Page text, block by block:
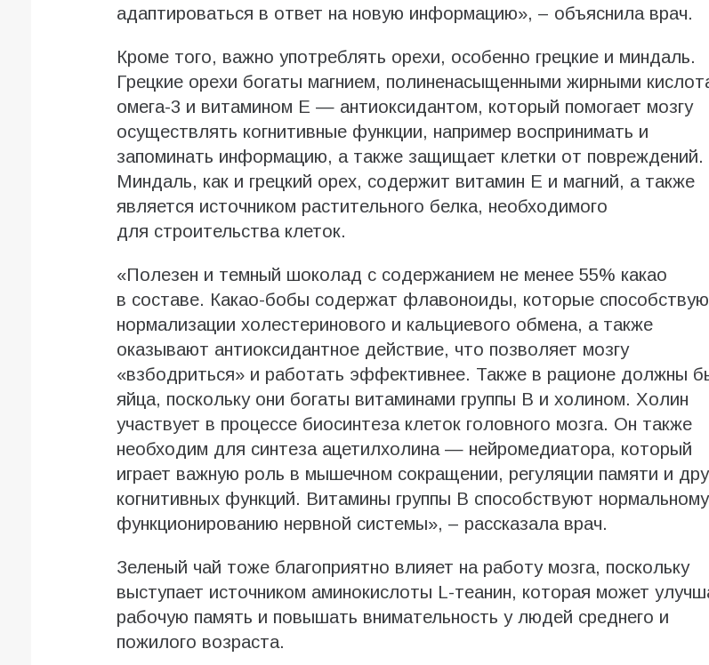
адаптироваться в ответ на новую информацию», – объяснила врач.
Кроме того, важно употреблять орехи, особенно грецкие и миндаль.
Грецкие орехи богаты магнием, полиненасыщенными жирными
омега-3 и витамином Е — антиоксидантом, который помогает мозгу
осуществлять когнитивные функции, например воспринимать и
запоминать информацию, а также защищает клетки от повреждений.
Миндаль, как и грецкий орех, содержит витамин Е и магний, а также
является источником растительного белка, необходимого
для строительства клеток.
«Полезен и темный шоколад с содержанием не менее 55% какао
в составе. Какао-бобы содержат флавоноиды, которые
нормализации холестеринового и кальциевого обмена, а также
оказывают антиоксидантное действие, что позволяет мозгу
«взбодриться» и работать эффективнее. Также в рационе должны
яйца, поскольку они богаты витаминами группы В и холином. Холин
участвует в процессе биосинтеза клеток головного мозга. Он также
необходим для синтеза ацетилхолина — нейромедиатора, который
играет важную роль в мышечном сокращении, регуляции памяти и
когнитивных функций. Витамины группы В способствуют нормальному
функционированию нервной системы», – рассказала врач.
Зеленый чай тоже благоприятно влияет на работу мозга, поскольку
выступает источником аминокислоты L-теанин, которая может
рабочую память и повышать внимательность у людей среднего и
пожилого возраста.